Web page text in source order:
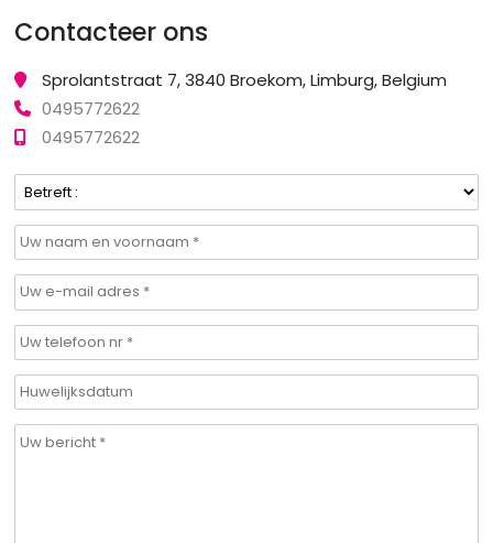
Contacteer ons
Sprolantstraat 7, 3840 Broekom, Limburg, Belgium
0495772622
0495772622